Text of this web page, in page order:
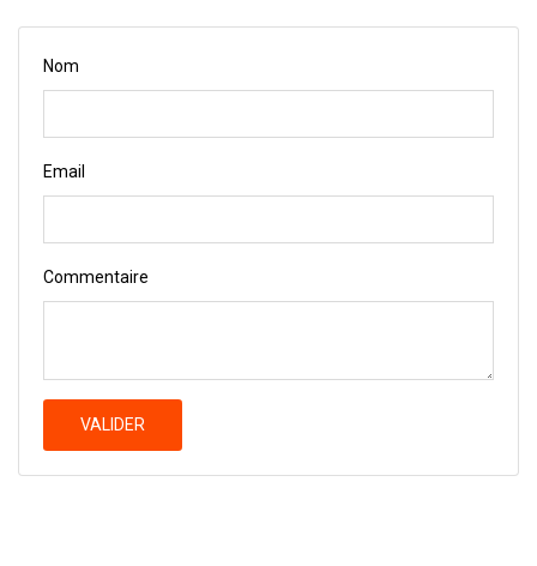
Nom
Email
Commentaire
VALIDER